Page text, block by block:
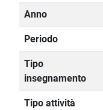
Anno
Periodo
Tipo
insegnamento
Tipo attività